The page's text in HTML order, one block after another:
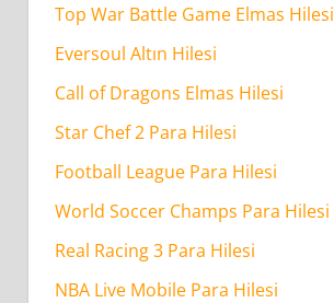
Top War Battle Game Elmas Hilesi
Eversoul Altın Hilesi
Call of Dragons Elmas Hilesi
Star Chef 2 Para Hilesi
Football League Para Hilesi
World Soccer Champs Para Hilesi
Real Racing 3 Para Hilesi
NBA Live Mobile Para Hilesi